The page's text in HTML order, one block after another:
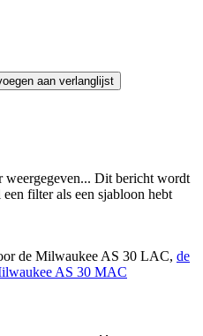
aan verlanglijst
weergegeven... Dit bericht wordt
filter als een sjabloon hebt
de Milwaukee AS 30 LAC, de
AS 30 MAC